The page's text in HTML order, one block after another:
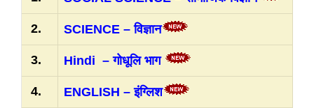
2. SCIENCE – विज्ञान
3. Hindi – गोधूलि भाग
4. ENGLISH – इंग्लिश